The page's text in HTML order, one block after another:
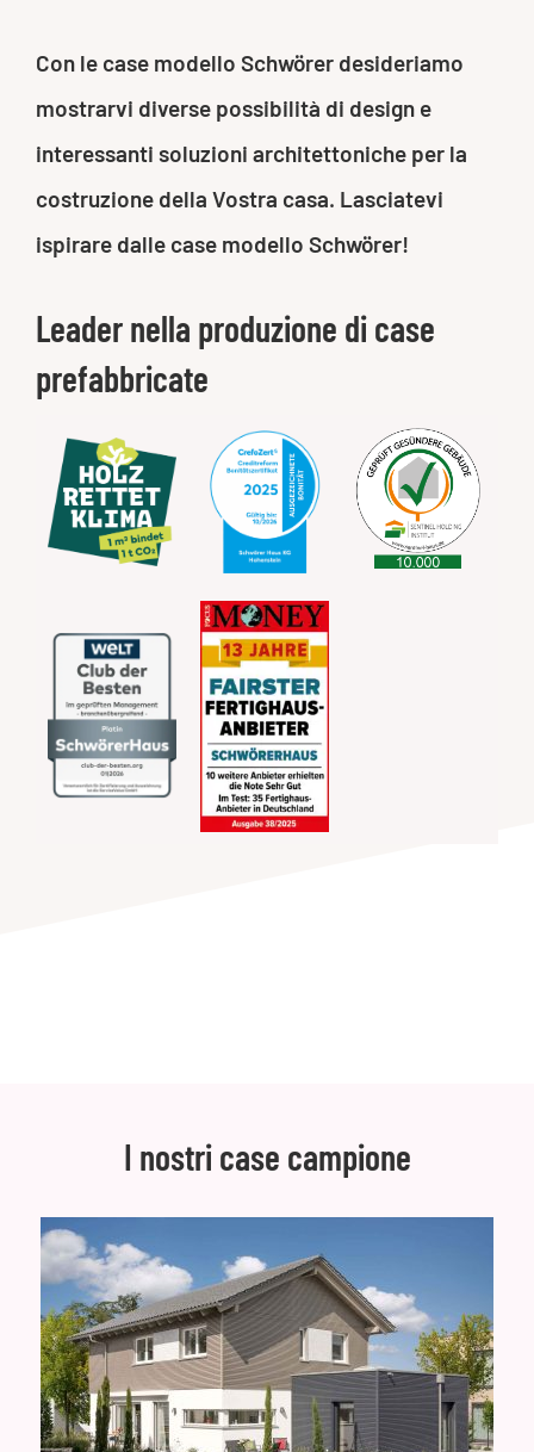
Con le case modello Schwörer desideriamo
mostrarvi diverse possibilità di design e
interessanti soluzioni architettoniche per la
costruzione della Vostra casa. Lasciatevi
ispirare dalle case modello Schwörer!
Leader nella produzione di case
prefabbricate
I nostri case campione